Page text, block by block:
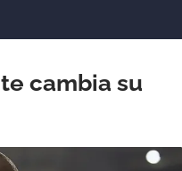
cambia su